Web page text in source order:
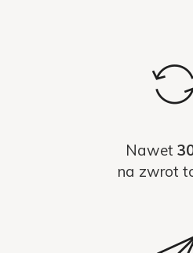
Nawet
na zwrot